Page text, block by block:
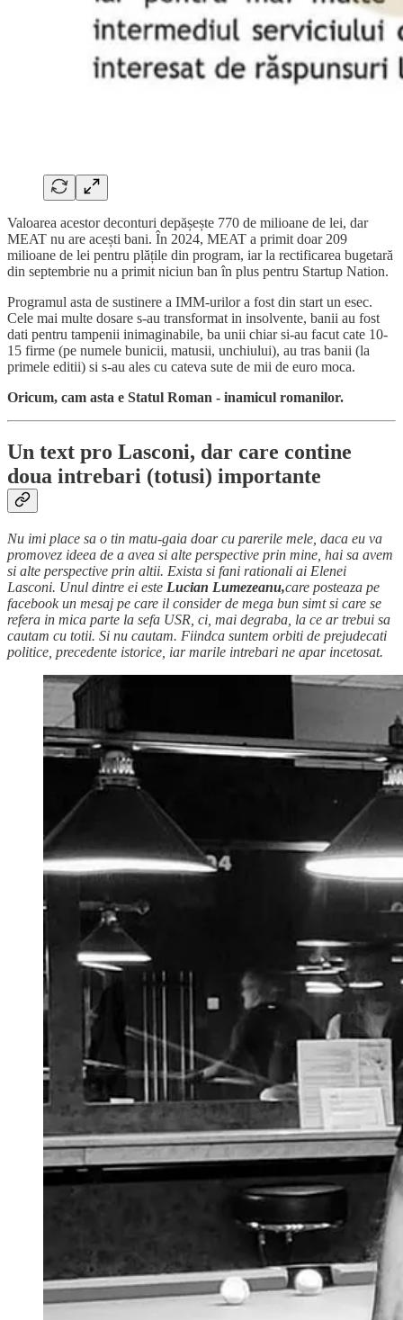
Valoarea acestor deconturi depășește 770 de milioane de lei, dar
MEAT nu are acești bani. În 2024, MEAT a primit doar 209
milioane de lei pentru plățile din program, iar la rectificarea bugetară
din septembrie nu a primit niciun ban în plus pentru Startup Nation.
Programul asta de sustinere a IMM-urilor a fost din start un esec.
Cele mai multe dosare s-au transformat in insolvente, banii au fost
dati pentru tampenii inimaginabile, ba unii chiar si-au facut cate 10-
15 firme (pe numele bunicii, matusii, unchiului), au tras banii (la
primele editii) si s-au ales cu cateva sute de mii de euro moca.
Oricum, cam asta e Statul Roman - inamicul romanilor.
Un text pro Lasconi, dar care contine
doua intrebari (totusi) importante
Nu imi place sa o tin matu-gaia doar cu parerile mele, daca eu va
promovez ideea de a avea si alte perspective prin mine, hai sa avem
si alte perspective prin altii. Exista si fani rationali ai Elenei
Lasconi. Unul dintre ei este Lucian Lumezeanu,care posteaza pe
facebook un mesaj pe care il consider de mega bun simt si care se
refera in mica parte la sefa USR, ci, mai degraba, la ce ar trebui sa
cautam cu totii. Si nu cautam. Fiindca suntem orbiti de prejudecati
politice, precedente istorice, iar marile intrebari ne apar incetosat.